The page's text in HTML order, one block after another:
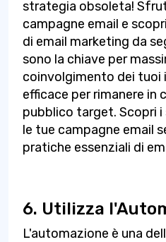
strategia obsoleta!
campagne email e
di email marketing da
sono la chiave per
coinvolgimento dei tuoi
efficace per rimanere
pubblico target. Scopri
le tue campagne email
pratiche essenziali di
6. Utilizza
L'automazione è una